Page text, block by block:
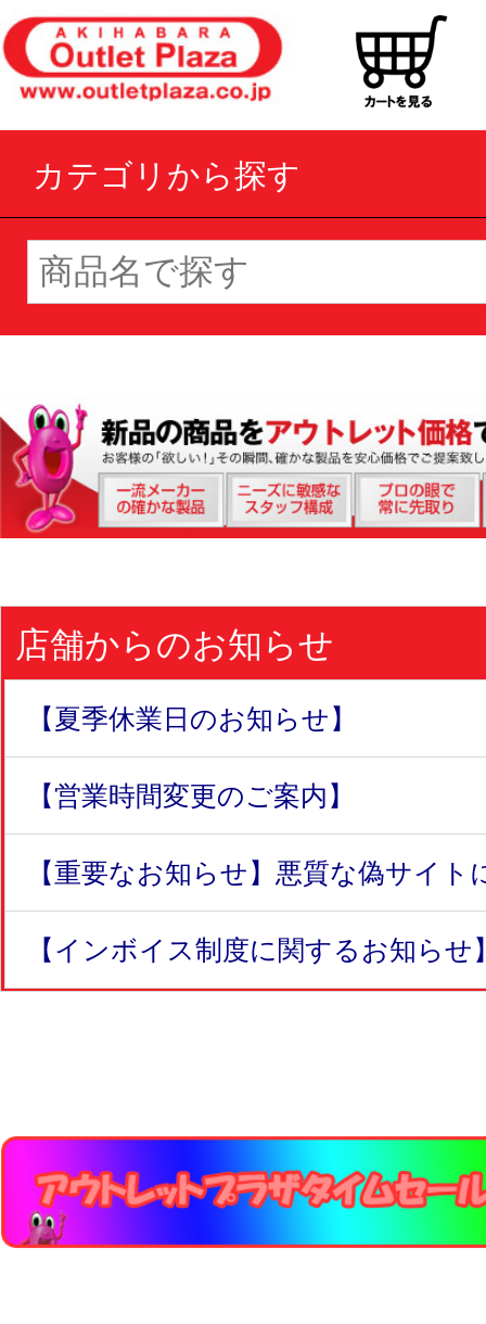
カテゴリから探す
店舗からのお知らせ
【夏季休業日のお知らせ】
【営業時間変更のご案内】
【重要なお知らせ】悪質な偽サイト
【インボイス制度に関するお知らせ